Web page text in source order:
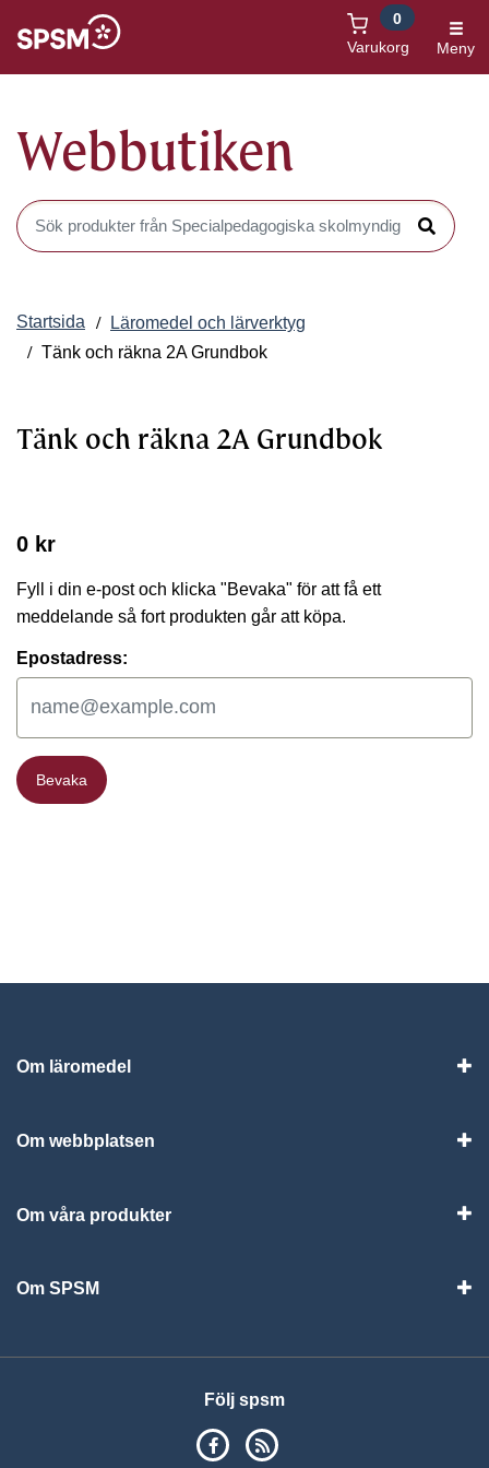
Varukorg
0
Meny
Webbutiken
Sök produkter i Webbutiken
Sök
Startsida
Läromedel och lärverktyg
Tänk och räkna 2A Grundbok
Tänk och räkna 2A Grundbok
0 kr
Fyll i din e-post och klicka "Bevaka" för att få ett
meddelande så fort produkten går att köpa.
Epostadress:
Bevaka
Bevaka
Om läromedel
Om webbplatsen
Om våra produkter
Om SPSM
Följ spsm
SPSM på Facebook